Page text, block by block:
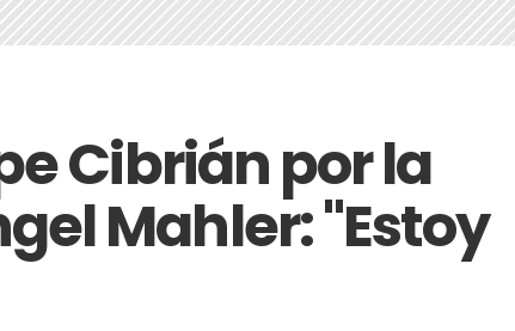
Cibrián por la
Mahler: "Estoy